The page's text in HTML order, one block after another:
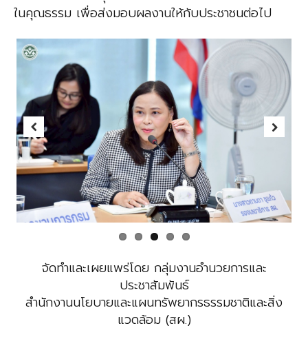
ในคุณธรรม เพื่อส่งมอบผลงานให้กับประชาชนต่อไป
Previous
จัดทำและเผยแพร่โดย กลุ่มงานอำนวยการและ
ประชาสัมพันธ์
สำนักงานนโยบายและแผนทรัพยากรธรรมชาติและสิ่ง
แวดล้อม (สผ.)